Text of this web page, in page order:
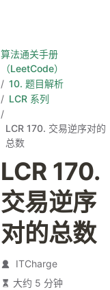
算法通关手册
（LeetCode）
10. 题目解析
LCR 系列
LCR 170. 交易逆序对的
总数
LCR 170.
交易逆序
对的总数
ITCharge
大约 5 分钟